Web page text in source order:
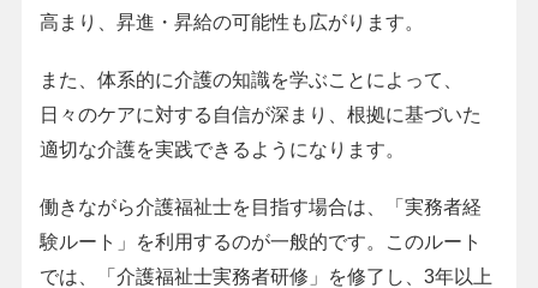
高まり、昇進・昇給の可能性も広がります。
また、体系的に介護の知識を学ぶことによって、
日々のケアに対する自信が深まり、根拠に基づいた
適切な介護を実践できるようになります。
働きながら介護福祉士を目指す場合は、「実務者経
験ルート」を利用するのが一般的です。このルート
では、「介護福祉士実務者研修」を修了し、3年以上